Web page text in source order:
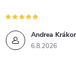
Andrea
6.8.2026